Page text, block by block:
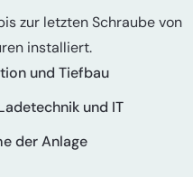
zur letzten Schraube von
installiert.
und Tiefbau
und IT
der Anlage